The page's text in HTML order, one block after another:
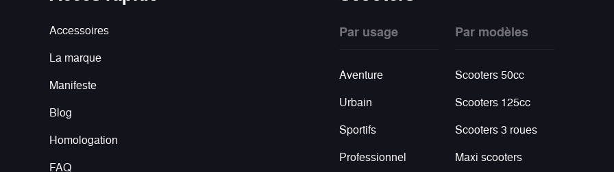
Accessoires
La marque
Manifeste
Blog
Homologation
FAQ
Par usage
Aventure
Urbain
Sportifs
Professionnel
Par modèles
Scooters 50cc
Scooters 125cc
Scooters 3 roues
Maxi scooters